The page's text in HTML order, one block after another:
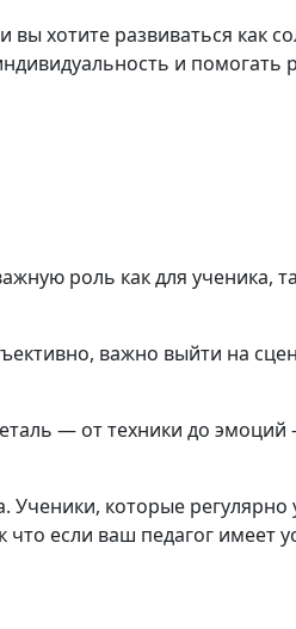
хотите развиваться как
и помогать
роль как для ученика,
важно выйти на
— от техники до
которые регулярно
что если ваш педагог имеет